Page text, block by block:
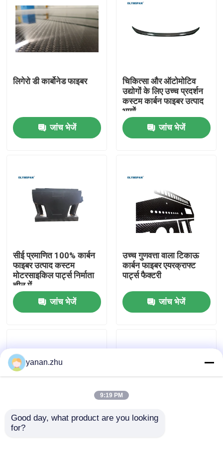
उत्पाद
हमारे बारे में
कारखाने का दौरा
हमसे संपर्क करें
मामले
लिगेरो डी कार्बोनेड फाइबर
जांच भेजें
चिकित्सा और ऑटोमोटिव
उद्योगों के लिए उच्च प्रदर्शन
कस्टम कार्बन फाइबर उत्पाद
भागों
जांच भेजें
सीई प्रमाणित 100% कार्बन
फाइबर उत्पाद कस्टम
मोटरसाइकिल पार्ट्स निर्माता
चीन में
जांच भेजें
उच्च गुणवत्ता वाला टिकाऊ
कार्बन फाइबर एयरक्राफ्ट
पार्ट्स फैक्टरी
जांच भेजें
कार्बन फाइबर उत्पाद कार्बन
yanan.zhu
9:19 PM
Good day, what product are you looking
for?